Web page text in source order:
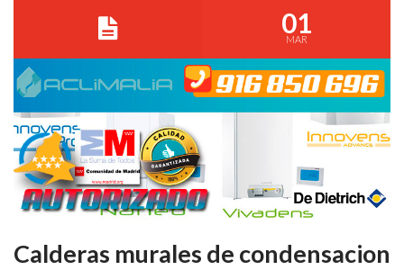
01
MAR
Calderas murales de condensacion